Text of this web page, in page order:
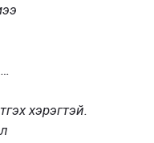
хэрэгтэй.